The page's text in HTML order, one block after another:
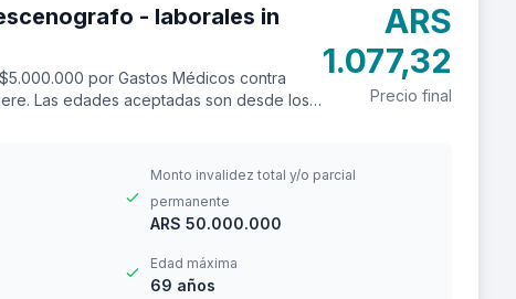
- laborales in
por Gastos Médicos contra
Las edades aceptadas son desde los
ARS
1.077,32
Precio final
Monto invalidez total y/o parcial
permanente
ARS 50.000.000
Edad máxima
69 años